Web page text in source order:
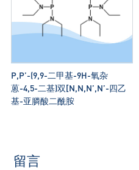
P,P’-(9,9-二甲基-9H-氧杂
蒽-4,5-二基)双[N,N,N’,N’-四乙
基-亚膦酸二酰胺
留言